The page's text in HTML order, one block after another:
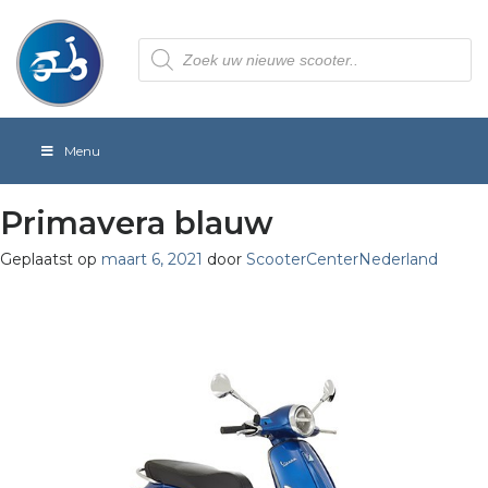
Producten
zoeken
Menu
Primavera blauw
Geplaatst op maart 6, 2021 door ScooterCenterNederland